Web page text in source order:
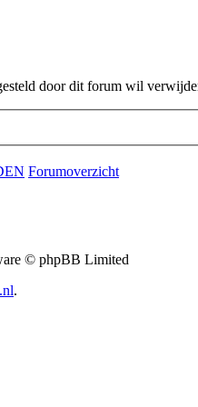
door dit forum wil
Forumoverzicht
© phpBB Limited
.